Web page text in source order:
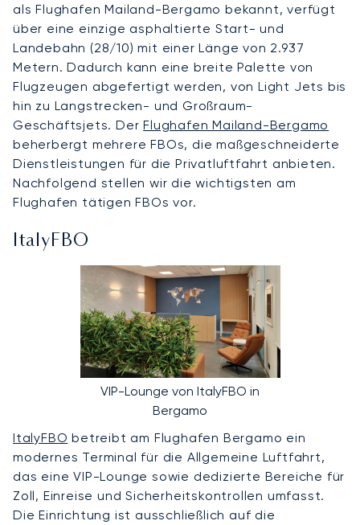
als Flughafen Mailand-Bergamo bekannt, verfügt
über eine einzige asphaltierte Start- und
Landebahn (28/10) mit einer Länge von 2.937
Metern. Dadurch kann eine breite Palette von
Flugzeugen abgefertigt werden, von Light Jets bis
hin zu Langstrecken- und Großraum-
Geschäftsjets. DerFlughafen Mailand-Bergamo
beherbergt mehrere FBOs, die maßgeschneiderte
Dienstleistungen für die Privatluftfahrt anbieten.
Nachfolgend stellen wir die wichtigsten am
Flughafen tätigen FBOs vor.
ItalyFBO
VIP-Lounge von ItalyFBO in
Bergamo
ItalyFBO betreibt am Flughafen Bergamo ein
modernes Terminal für die Allgemeine Luftfahrt,
das eine VIP-Lounge sowie dedizierte Bereiche für
Zoll, Einreise und Sicherheitskontrollen umfasst.
Die Einrichtung ist ausschließlich auf die